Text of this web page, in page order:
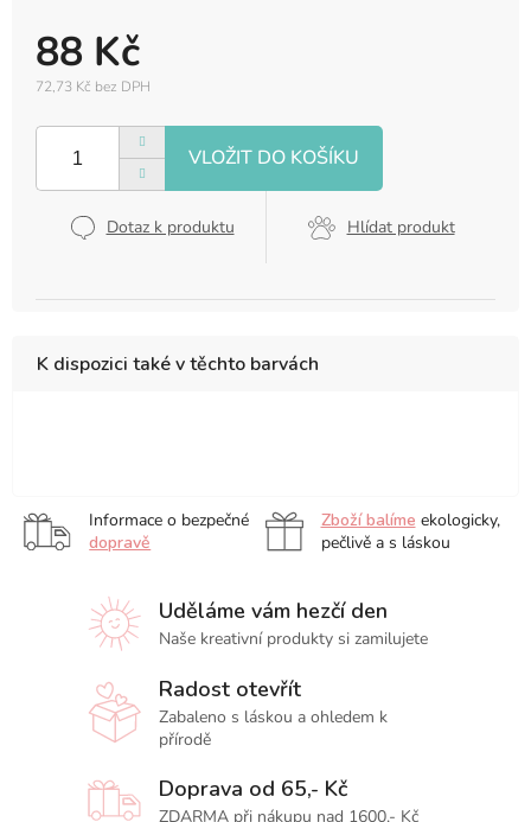
88 Kč
72,73 Kč bez DPH
cena:
Dotaz k produktu Hlídat produkt
K dispozici také v těchto barvách
cm
cm
14,8
cm
Informace o bezpečné
dopravě
Zboží balíme ekologicky,
pečlivě a s láskou
Uděláme vám hezčí den
Naše kreativní produkty si zamilujete
Radost otevřít
Zabaleno s láskou a ohledem k
přírodě
Doprava od 65,- Kč
ZDARMA při nákupu nad 1600,- Kč